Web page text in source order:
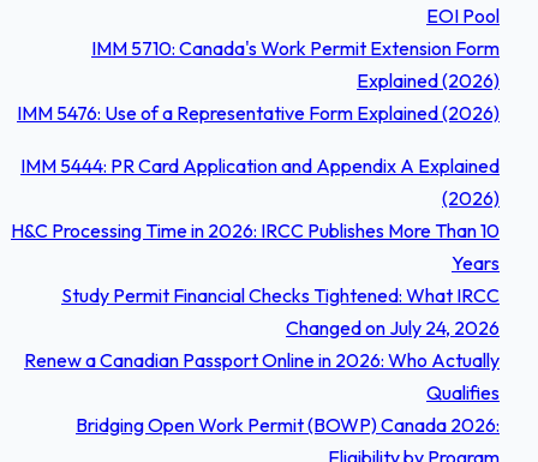
EOI Pool
IMM 5710: Canada's Work Permit Extension Form
Explained (2026)
IMM 5476: Use of a Representative Form Explained (2026)
IMM 5444: PR Card Application and Appendix A Explained
(2026)
H&C Processing Time in 2026: IRCC Publishes More Than 10
Years
Study Permit Financial Checks Tightened: What IRCC
Changed on July 24, 2026
Renew a Canadian Passport Online in 2026: Who Actually
Qualifies
Bridging Open Work Permit (BOWP) Canada 2026:
Eligibility by Program